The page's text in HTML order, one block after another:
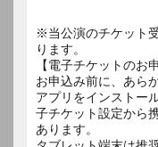
※当公演のチケット
ります。
【電子チケットのお
お申込み前に、あら
アプリをインストー
子チケット設定から
あります。